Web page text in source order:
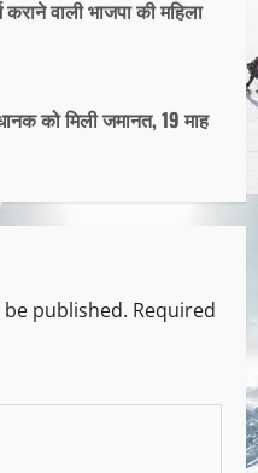
वाली भाजपा की महिला
को मिली जमानत, 19 माह
published. Required